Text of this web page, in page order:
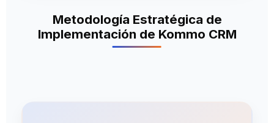
Metodología Estratégica de
Implementación de Kommo CRM